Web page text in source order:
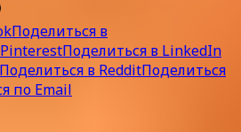
Поделиться в
Поделиться в LinkedIn
Поделиться в RedditПоделиться
по Email